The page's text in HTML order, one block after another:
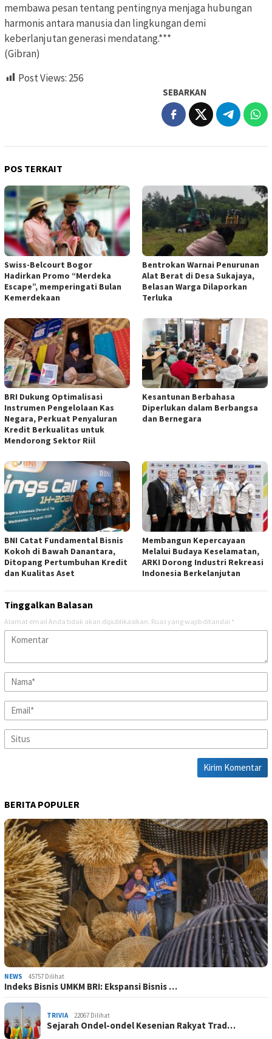
membawa pesan tentang pentingnya menjaga hubungan
harmonis antara manusia dan lingkungan demi
keberlanjutan generasi mendatang.***
(Gibran)
Post Views: 256
SEBARKAN
POS TERKAIT
Swiss-Belcourt Bogor
Hadirkan Promo “Merdeka
Escape”, memperingati Bulan
Kemerdekaan
Bentrokan Warnai Penurunan
Alat Berat di Desa Sukajaya,
Belasan Warga Dilaporkan
Terluka
BRI Dukung Optimalisasi
Instrumen Pengelolaan Kas
Negara, Perkuat Penyaluran
Kredit Berkualitas untuk
Mendorong Sektor Riil
Kesantunan Berbahasa
Diperlukan dalam Berbangsa
dan Bernegara
BNI Catat Fundamental Bisnis
Kokoh di Bawah Danantara,
Ditopang Pertumbuhan Kredit
dan Kualitas Aset
Membangun Kepercayaan
Melalui Budaya Keselamatan,
ARKI Dorong Industri Rekreasi
Indonesia Berkelanjutan
Tinggalkan Balasan
Alamat email Anda tidak akan dipublikasikan. Ruas yang wajib ditandai *
BERITA POPULER
NEWS 45757 Dilihat
Indeks Bisnis UMKM BRI: Ekspansi Bisnis …
TRIVIA 22067 Dilihat
Sejarah Ondel-ondel Kesenian Rakyat Trad…